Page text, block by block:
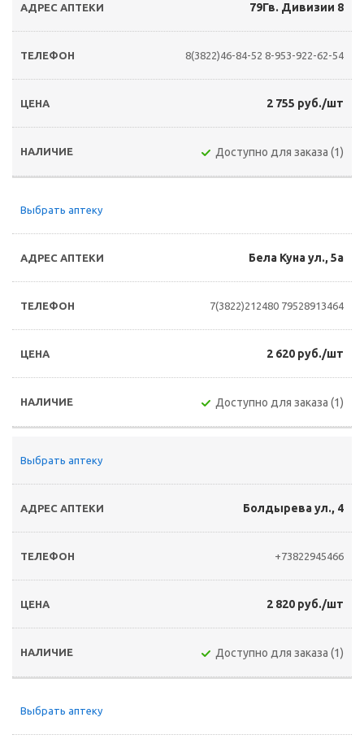
79Гв. Дивизии 8
8(3822)46-84-52 8-953-922-62-54
2 755 руб./шт
Доступно для заказа (1)
Выбрать аптеку
Бела Куна ул., 5а
7(3822)212480 79528913464
2 620 руб./шт
Доступно для заказа (1)
Выбрать аптеку
Болдырева ул., 4
+73822945466
2 820 руб./шт
Доступно для заказа (1)
Выбрать аптеку